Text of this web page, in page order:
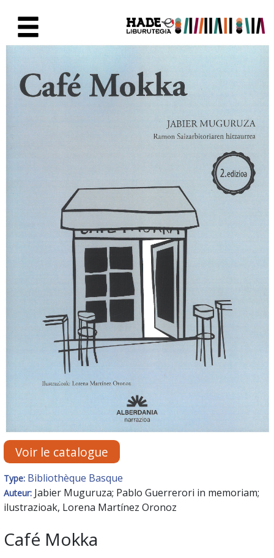
Fiche de Nouveaux Livres -
Voir le catalogue
Type: Bibliothèque Basque
Auteur: Jabier Muguruza; Pablo Guerrerori in memoriam;
ilustrazioak, Lorena Martínez Oronoz
Café Mokka